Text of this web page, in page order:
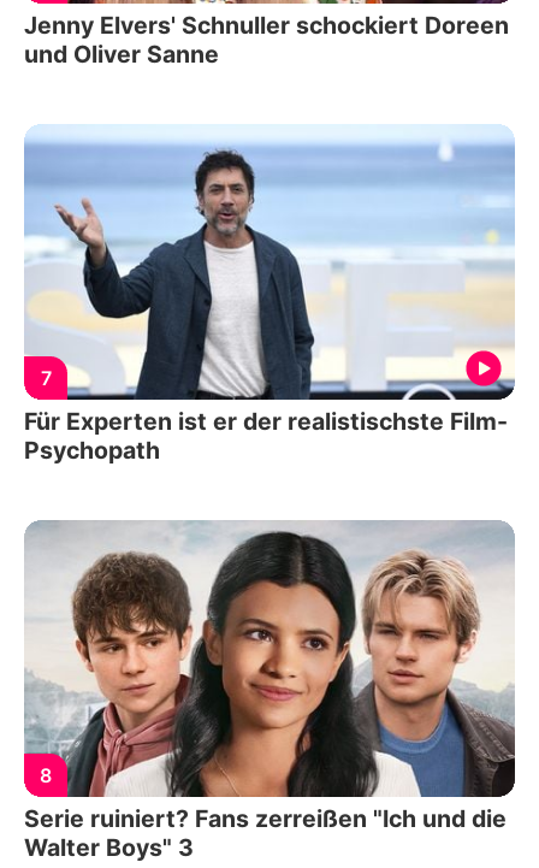
Jenny Elvers' Schnuller schockiert Doreen
und Oliver Sanne
7
Für Experten ist er der realistischste Film-
Psychopath
8
Serie ruiniert? Fans zerreißen "Ich und die
Walter Boys" 3